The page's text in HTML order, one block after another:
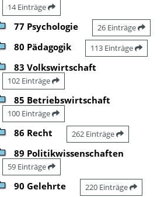
14 Einträge
77 Psychologie 26 Einträge
80 Pädagogik 113 Einträge
83 Volkswirtschaft
102 Einträge
85 Betriebswirtschaft
100 Einträge
86 Recht 262 Einträge
89 Politikwissenschaften
59 Einträge
90 Gelehrte 220 Einträge